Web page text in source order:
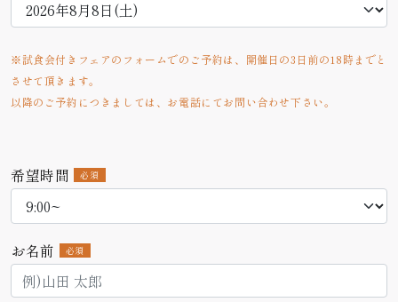
※試食会付きフェアのフォームでのご予約は、開催日の3日前の18時までと
させて頂きます。
以降のご予約につきましては、お電話にてお問い合わせ下さい。
希望時間 必須
お名前 必須